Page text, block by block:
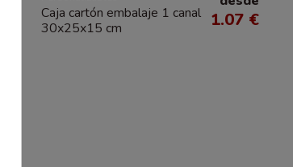
Caja cartón embalaje 1 canal
30x25x15 cm
1.07 €